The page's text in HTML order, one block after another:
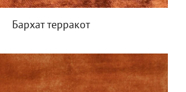
Бархат терракот